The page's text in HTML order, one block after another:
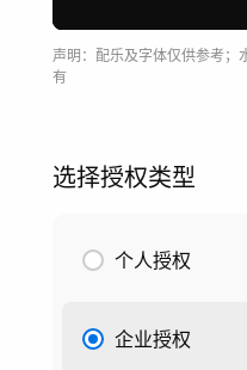
声明：配乐及字体仅供参考；
有
选择授权类型
个人授权
企业授权